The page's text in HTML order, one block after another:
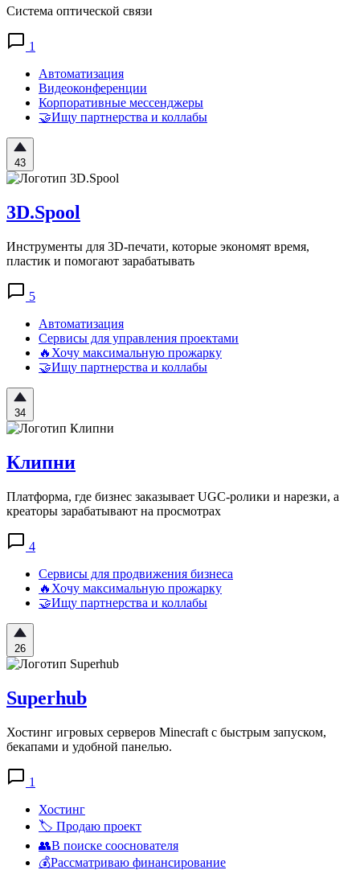
Система оптической связи
1
Автоматизация
Видеоконференции
Корпоративные мессенджеры
🤝Ищу партнерства и коллабы
43
3D.Spool
Инструменты для 3D-печати, которые экономят время,
пластик и помогают зарабатывать
5
Автоматизация
Сервисы для управления проектами
🔥Хочу максимальную прожарку
🤝Ищу партнерства и коллабы
34
Клипни
Платформа, где бизнес заказывает UGC-ролики и нарезки, а
креаторы зарабатывают на просмотрах
4
Сервисы для продвижения бизнеса
🔥Хочу максимальную прожарку
🤝Ищу партнерства и коллабы
26
Superhub
Хостинг игровых серверов Minecraft с быстрым запуском,
бекапами и удобной панелью.
1
Хостинг
🏷️ Продаю проект
👥В поиске сооснователя
💰Рассматриваю финансирование